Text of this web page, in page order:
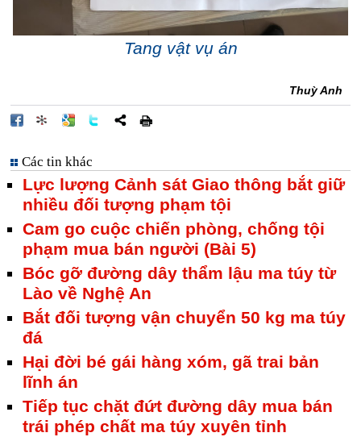
Tang vật vụ án
Thuỳ Anh
Các tin khác
Lực lượng Cảnh sát Giao thông bắt giữ
nhiều đối tượng phạm tội
Cam go cuộc chiến phòng, chống tội
phạm mua bán người (Bài 5)
Bóc gỡ đường dây thẩm lậu ma túy từ
Lào về Nghệ An
Bắt đối tượng vận chuyển 50 kg ma túy
đá
Hại đời bé gái hàng xóm, gã trai bản
lĩnh án
Tiếp tục chặt đứt đường dây mua bán
trái phép chất ma túy xuyên tỉnh